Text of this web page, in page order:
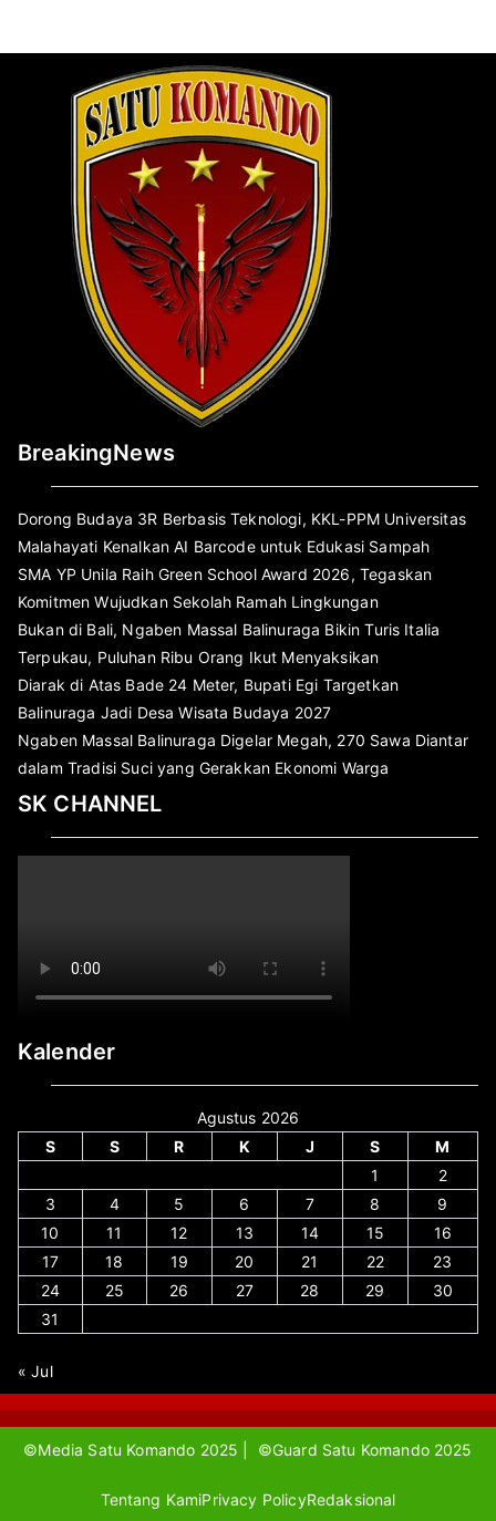
BreakingNews
Dorong Budaya 3R Berbasis Teknologi, KKL-PPM Universitas
Malahayati Kenalkan AI Barcode untuk Edukasi Sampah
SMA YP Unila Raih Green School Award 2026, Tegaskan
Komitmen Wujudkan Sekolah Ramah Lingkungan
Bukan di Bali, Ngaben Massal Balinuraga Bikin Turis Italia
Terpukau, Puluhan Ribu Orang Ikut Menyaksikan
Diarak di Atas Bade 24 Meter, Bupati Egi Targetkan
Balinuraga Jadi Desa Wisata Budaya 2027
Ngaben Massal Balinuraga Digelar Megah, 270 Sawa Diantar
dalam Tradisi Suci yang Gerakkan Ekonomi Warga
SK CHANNEL
Kalender
Agustus 2026
S
S R K J S
M
1
2
3
4 5 6 7 8
9
10
11 12 13 14 15
16
17
18 19 20 21 22
23
24
25 26 27 28 29
30
31
« Jul
©Media Satu Komando 2025 | ©Guard Satu Komando 2025
Tentang KamiPrivacy PolicyRedaksional